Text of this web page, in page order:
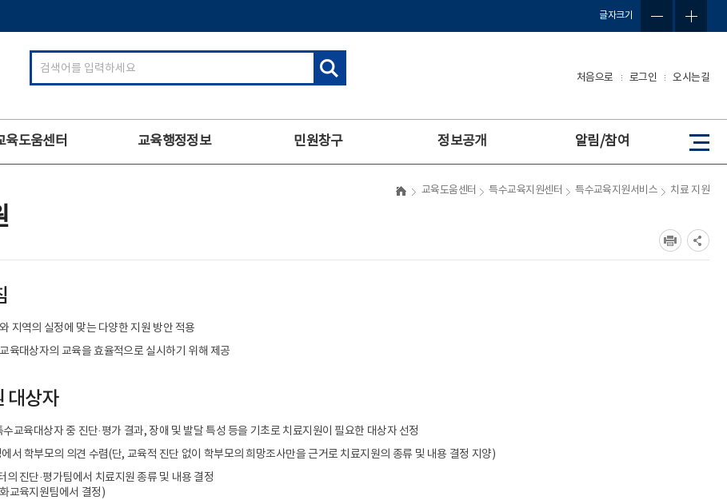
글자크기
처음으로 로그인 오시는길
검
색
입
력
사
이
트
육도움센터 교육행정정보 민원창구 정보공개 알림/참여
교육도움센터 특수교육지원센터 특수교육지원서비스 치료 지원
지역의 실정에 맞는 다양한 지원 방안 적용
육대상자의 교육을 효율적으로 실시하기 위해 제공
대상자
수교육대상자 중 진단·평가 결과, 장애 및 발달 특성 등을 기초로 치료지원이 필요한 대상자 선정
서 학부모의 의견 수렴(단, 교육적 진단 없이 학부모의 희망조사만을 근거로 치료지원의 종류 및 내용 결정 지양)
의 진단·평가팀에서 치료지원 종류 및 내용 결정
교육지원팀에서 결정)